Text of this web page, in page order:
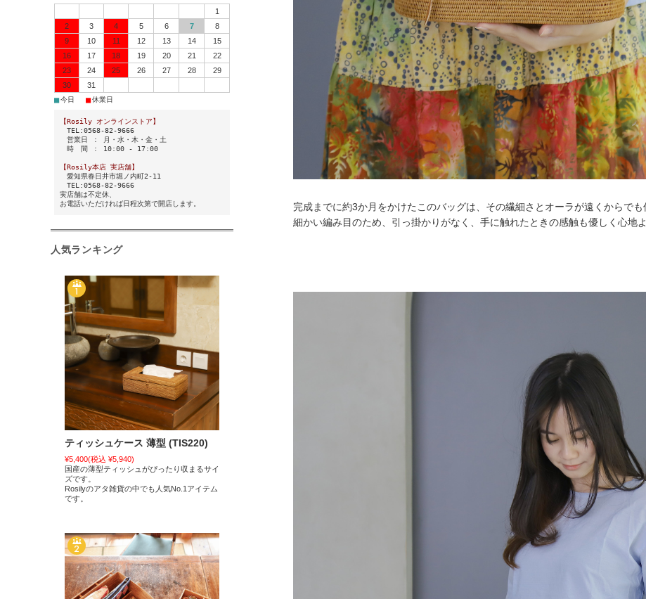
完成までに約3か月をかけたこのバッグは、その繊細さとオーラが遠くからでも
細かい編み目のため、引っ掛かりがなく、手に触れたときの感触も優しく心地よ
1
2
3 4 5 6 7
8
9
10 11 12 13 14
15
16
17 18 19 20 21
22
23
24 25 26 27 28
29
30
31
■今日 ■休業日
【Rosily オンラインストア】
TEL:0568-82-9666
営業日 ： 月・水・木・金・土
時 間 ： 10:00 - 17:00
【Rosily本店 実店舗】
愛知県春日井市堀ノ内町2-11
TEL:0568-82-9666
実店舗は不定休、
お電話いただければ日程次第で開店します。
人気ランキング
ティッシュケース 薄型 (TIS220)
¥5,400(税込 ¥5,940)
国産の薄型ティッシュがぴったり収まるサイ
ズです。
Rosilyのアタ雑貨の中でも人気No.1アイテム
です。